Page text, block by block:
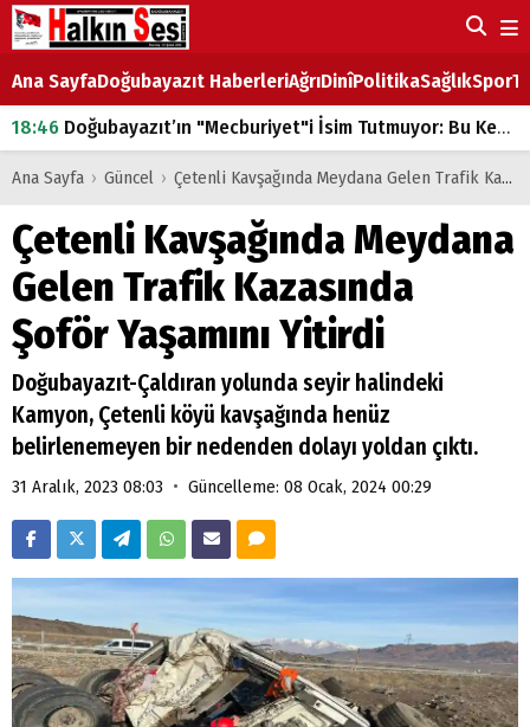
Ana SayfaDoğubayazıt HaberleriAğrıDinîPolitikaSağlıkSpor
18:46 Doğubayazıt’ın "Mecburiyet"i İsim Tutmuyor: Bu Kez de Mem u Zîn Oldu!
07:53Doğubayazıt’ta Ekmek Fiyatlarına Zam
Doğubayazıt'ta çocukların sırtındaki ağır yük
07:00 DEVLET ve HÜKÜMET
18:29ÇARŞI CADDESİ YAZ BOZ TAHTASI
Ana Sayfa › Güncel › Çetenli Kavşağında Meydana Gelen Trafik Kazasında Şoför Yaşamını Yitirdi
Çetenli Kavşağında Meydana
Gelen Trafik Kazasında
Şoför Yaşamını Yitirdi
Doğubayazıt-Çaldıran yolunda seyir halindeki
Kamyon, Çetenli köyü kavşağında henüz
belirlenemeyen bir nedenden dolayı yoldan çıktı.
31 Aralık, 2023 08:03 • Güncelleme: 08 Ocak, 2024 00:29